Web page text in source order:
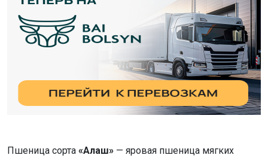
Пшеница сорта «Алаш» — яровая пшеница мягких